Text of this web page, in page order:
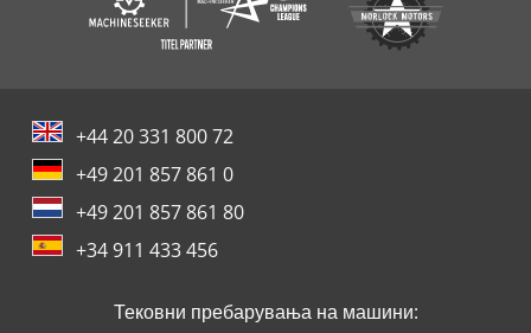
+44 20 331 800 72
+49 201 857 861 0
+49 201 857 861 80
+34 911 433 456
Тековни пребарувања на машини: